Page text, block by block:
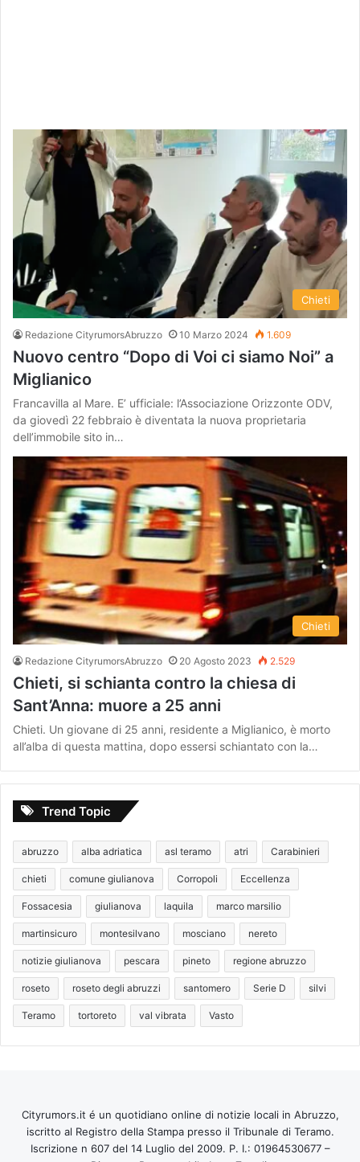
Chieti
Redazione CityrumorsAbruzzo 10 Marzo 2024 1.609
Nuovo centro “Dopo di Voi ci siamo Noi” a
Miglianico
Francavilla al Mare. E’ ufficiale: l’Associazione Orizzonte ODV,
da giovedì 22 febbraio è diventata la nuova proprietaria
dell’immobile sito in…
Chieti
Redazione CityrumorsAbruzzo 20 Agosto 2023 2.529
Chieti, si schianta contro la chiesa di
Sant’Anna: muore a 25 anni
Chieti. Un giovane di 25 anni, residente a Miglianico, è morto
all’alba di questa mattina, dopo essersi schiantato con la…
Trend Topic
abruzzo alba adriatica asl teramo atri Carabinieri
chieti comune giulianova Corropoli Eccellenza
Fossacesia giulianova laquila marco marsilio
martinsicuro montesilvano mosciano nereto
notizie giulianova pescara pineto regione abruzzo
roseto roseto degli abruzzi santomero Serie D silvi
Teramo tortoreto val vibrata Vasto
Cityrumors.it é un quotidiano online di notizie locali in Abruzzo,
iscritto al Registro della Stampa presso il Tribunale di Teramo.
Iscrizione n 607 del 14 Luglio del 2009. P. I.: 01964530677 –